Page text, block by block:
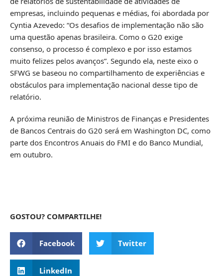
empresas, incluindo pequenas e médias, foi abordada por
Cyntia Azevedo: “Os desafios de implementação não são
uma questão apenas brasileira. Como o G20 exige
consenso, o processo é complexo e por isso estamos
muito felizes pelos avanços”. Segundo ela, neste eixo o
SFWG se baseou no compartilhamento de experiências e
obstáculos para implementação nacional desse tipo de
relatório.
A próxima reunião de Ministros de Finanças e Presidentes
de Bancos Centrais do G20 será em Washington DC, como
parte dos Encontros Anuais do FMI e do Banco Mundial,
em outubro.
GOSTOU? COMPARTILHE!
Facebook Twitter
LinkedIn